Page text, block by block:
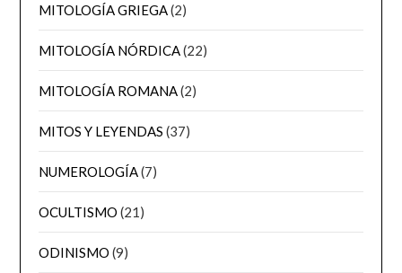
MITOLOGÍA GRIEGA(2)
MITOLOGÍA NÓRDICA(22)
MITOLOGÍA ROMANA(2)
MITOS Y LEYENDAS (37)
NUMEROLOGÍA(7)
OCULTISMO (21)
ODINISMO (9)